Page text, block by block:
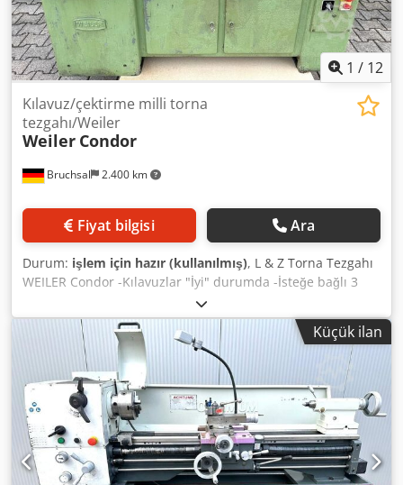
yaklaşık ağırlık 1000 kg. Dedpfx Aox Urmlemusck
1 / 12
Bruchsal 2.400 km
Kılavuz/çektirme milli torna
tezgahı/Weiler
Weiler Condor
Fiyat bilgisi Ara
Durum: işlem için hazır (kullanılmış), L & Z Torna Tezgahı
WEILER Condor -Kılavuzlar "İyi" durumda -İsteğe bağlı 3
eksenli dijital gösterge -Punta yüksekliği 165 mm -Yatak
üzerinde dönüş çapı 330 mm Dcodjztfiuepfx Amuek -Punta
mesafesi 800 mm -Devir aralığı 28-2800 dev/dak -Otomatik
boyuna / enine ilerleme -Mil deliği yaklaşık 40 mm -Diş
açma / Metrik / İnç vb. -Penseler / Hızlı sıkıştırma aparatı,
30 adet pens dahil -Üç çeneli mengene -Çoklu bağlantı
sistemi (Multifix) ve uçlar -Yonga siperi -Matkap mandreni /
Kendinden dönen punta -Acil durum / Kapatma -
Dokümantasyon Ölçüler: Uzunluk x Genişlik x Yükseklik
2x0,8x1,6 metre / Ağırlık 850 kg
Küçük ilan